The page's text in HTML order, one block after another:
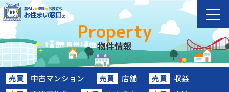
Property
物件情報
売買 中古マンション 売買 店舗 売買
収益